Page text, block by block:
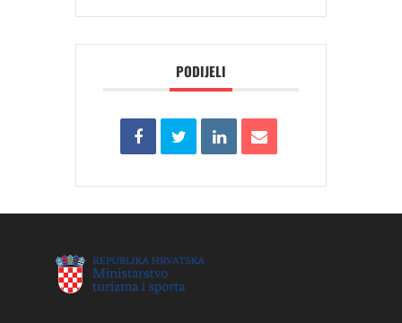
PODIJELI